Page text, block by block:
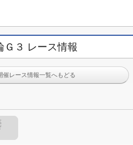
Ｇ３ レース情報
催レース情報一覧へもどる